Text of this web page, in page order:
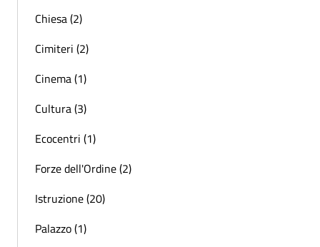
Chiesa (2)
Cimiteri (2)
Cinema (1)
Cultura (3)
Ecocentri (1)
Forze dell'Ordine (2)
Istruzione (20)
Palazzo (1)